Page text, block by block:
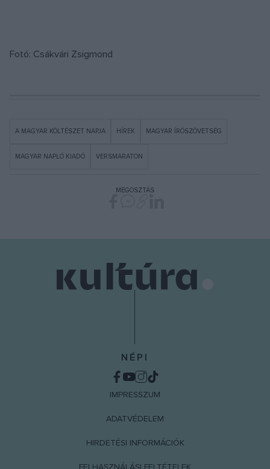
Fotó: Csákvári Zsigmond
A MAGYAR KÖLTÉSZET NAPJA HÍREK MAGYAR ÍRÓSZÖVETSÉG
MAGYAR NAPLÓ KIADÓ VERSMARATON
MEGOSZTÁS
NÉPI
IMPRESSZUM
ADATVÉDELEM
HIRDETÉSI INFORMÁCIÓK
FELHASZNÁLÁSI FELTÉTELEK